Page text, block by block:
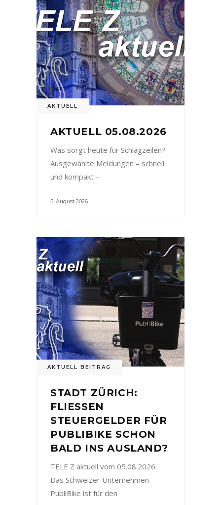
AKTUELL
AKTUELL 05.08.2026
Was sorgt heute für Schlagzeilen?
Ausgewählte Meldungen – schnell
und kompakt –
5. August 2026
AKTUELL BEITRAG
STADT ZÜRICH:
FLIESSEN
STEUERGELDER FÜR
PUBLIBIKE SCHON
BALD INS AUSLAND?
TELE Z aktuell vom 05.08.2026:
Das Schweizer Unternehmen
PubliBike ist für den